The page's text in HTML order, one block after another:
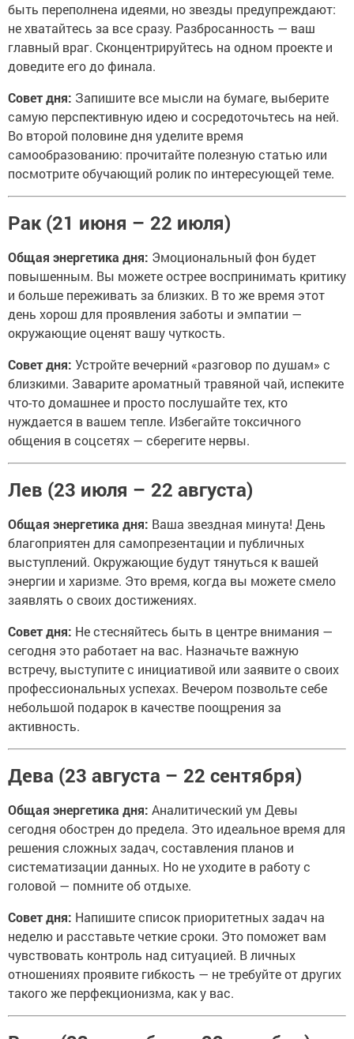
быть переполнена идеями, но звезды предупреждают:
не хватайтесь за все сразу. Разбросанность — ваш
главный враг. Сконцентрируйтесь на одном проекте и
доведите его до финала.
Совет дня: Запишите все мысли на бумаге, выберите
самую перспективную идею и сосредоточьтесь на ней.
Во второй половине дня уделите время
самообразованию: прочитайте полезную статью или
посмотрите обучающий ролик по интересующей теме.
Рак (21 июня – 22 июля)
Общая энергетика дня: Эмоциональный фон будет
повышенным. Вы можете острее воспринимать критику
и больше переживать за близких. В то же время этот
день хорош для проявления заботы и эмпатии —
окружающие оценят вашу чуткость.
Совет дня: Устройте вечерний «разговор по душам» с
близкими. Заварите ароматный травяной чай, испеките
что-то домашнее и просто послушайте тех, кто
нуждается в вашем тепле. Избегайте токсичного
общения в соцсетях — сберегите нервы.
Лев (23 июля – 22 августа)
Общая энергетика дня: Ваша звездная минута! День
благоприятен для самопрезентации и публичных
выступлений. Окружающие будут тянуться к вашей
энергии и харизме. Это время, когда вы можете смело
заявлять о своих достижениях.
Совет дня: Не стесняйтесь быть в центре внимания —
сегодня это работает на вас. Назначьте важную
встречу, выступите с инициативой или заявите о своих
профессиональных успехах. Вечером позвольте себе
небольшой подарок в качестве поощрения за
активность.
Дева (23 августа – 22 сентября)
Общая энергетика дня: Аналитический ум Девы
сегодня обострен до предела. Это идеальное время для
решения сложных задач, составления планов и
систематизации данных. Но не уходите в работу с
головой — помните об отдыхе.
Совет дня: Напишите список приоритетных задач на
неделю и расставьте четкие сроки. Это поможет вам
чувствовать контроль над ситуацией. В личных
отношениях проявите гибкость — не требуйте от других
такого же перфекционизма, как у вас.